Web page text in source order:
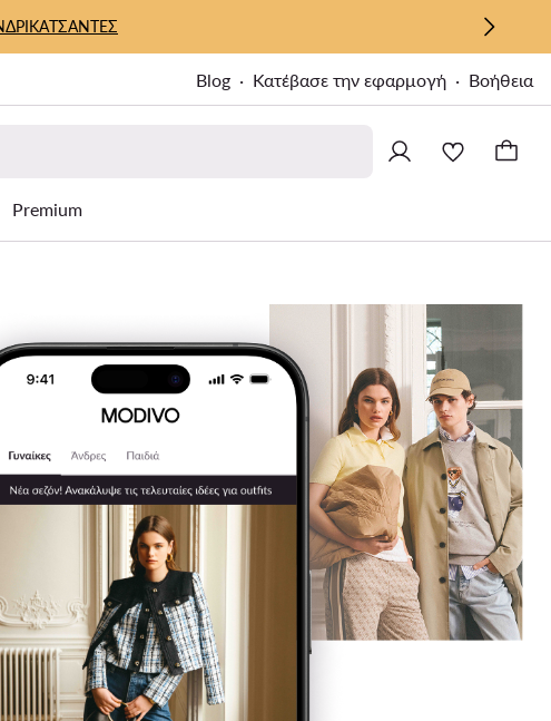
ΤΣΑΝΤΕΣ
Blog Κατέβασε την εφαρμογή Βοήθεια
Premium